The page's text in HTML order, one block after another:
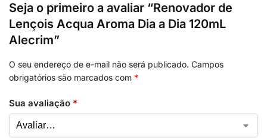
Seja o primeiro a avaliar “Renovador de
Lençois Acqua Aroma Dia a Dia 120mL
Alecrim”
O seu endereço de e-mail não será publicado. Campos
obrigatórios são marcados com *
Sua avaliação *